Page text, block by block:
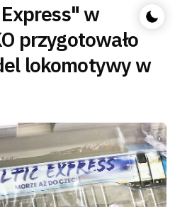
w
przygotowało
lokomotywy w